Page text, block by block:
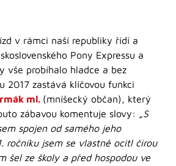
v rámci naší republiky řídí a
Pony Expressu a
vše probíhalo hladce a bez
2017 zastává klíčovou funkci
ml. (mníšecký občan), který
zábavou komentuje slovy: „S
spojen od samého jeho
ročníku jsem se vlastně ocitl čirou
šel ze školy a před hospodou ve